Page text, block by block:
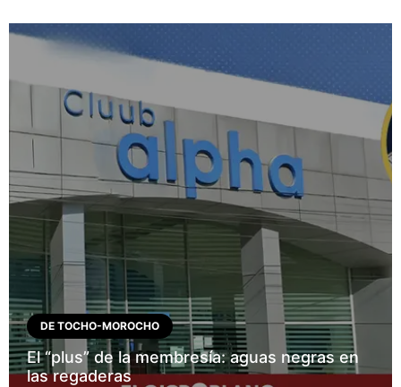
DE TOCHO-MOROCHO
El “plus” de la membresía: aguas negras en
las regaderas